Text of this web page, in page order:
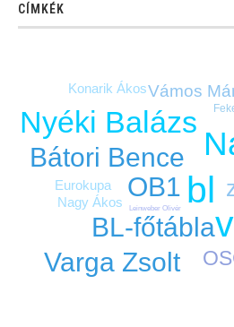
CÍMKÉK
bl
Nyéki Balázs
BL-főtábla
Bátori Bence
OB1
Varga Zsolt
Vámos
Eurokupa
Konarik Ákos
Nagy Ákos Leinweber Olivér